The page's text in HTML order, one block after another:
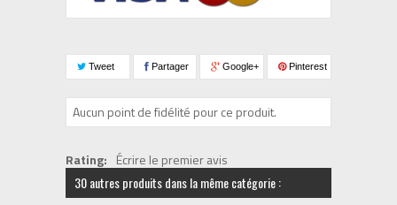
Tweet Partager Google+ Pinterest
Aucun point de fidélité pour ce produit.
Rating: Écrire le premier avis
30 autres produits dans la même catégorie :